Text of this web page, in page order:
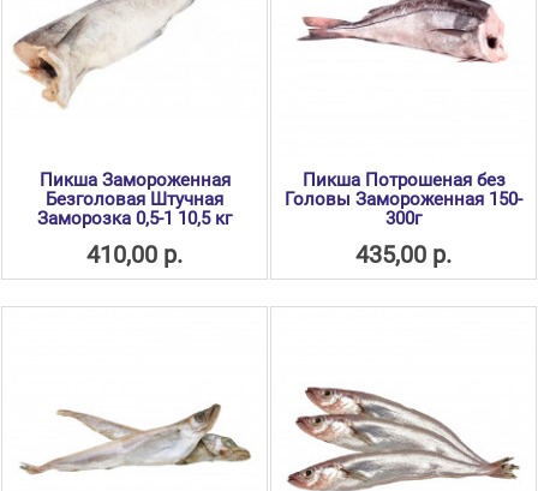
Пикша Замороженная
Безголовая Штучная
Заморозка 0,5-1 10,5 кг
410,00 р.
Пикша Потрошеная без
Головы Замороженная 150-
300г
435,00 р.